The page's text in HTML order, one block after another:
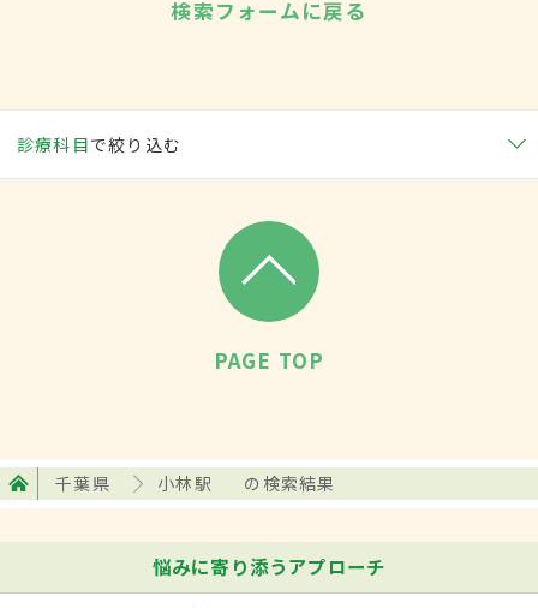
検索フォームに戻る
診療科目で絞り込む
PAGE TOP
千葉県 小林駅 の検索結果
悩みに寄り添うアプローチ